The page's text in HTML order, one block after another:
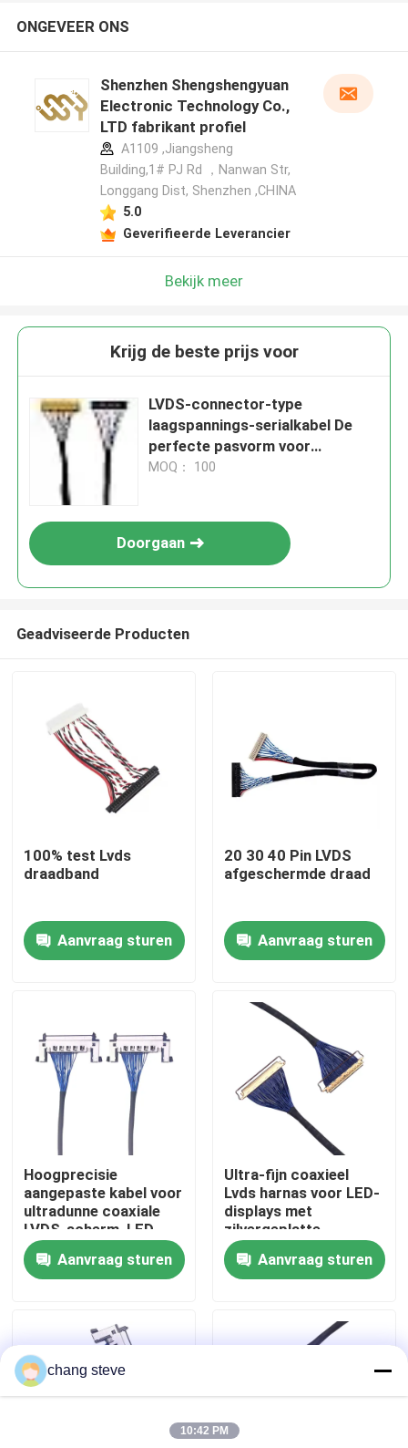
Thuis
Over ons
Fabrieksreis
Kwaliteitscontrole
Contacteer ons
nieuws
Draadboom
op maat gemaakte kabelsamenstelling
ONGEVEER ONS
Shenzhen Shengshengyuan
Electronic Technology Co.,
LTD fabrikant profiel
A1109 ,Jiangsheng
Building,1# PJ Rd ，Nanwan Str,
Longgang Dist, Shenzhen ,CHINA
5.0
Geverifieerde Leverancier
Bekijk meer
Krijg de beste prijs voor
LVDS-connector-type
laagspannings-serialkabel De
perfecte pasvorm voor
industriële automatisering
MOQ： 100
Doorgaan
Geadviseerde Producten
100% test Lvds
draadband
Aanvraag sturen
20 30 40 Pin LVDS
afgeschermde draad
Aanvraag sturen
Hoogprecisie
aangepaste kabel voor
ultradunne coaxiale
LVDS-scherm, LED-
scherm verzilverde
draadoplossingen
Aanvraag sturen
Ultra-fijn coaxieel
Lvds harnas voor LED-
displays met
zilvergeplatte
vergrendeling,
betrouwbare
producenten van
Aanvraag sturen
chang steve
10:42 PM